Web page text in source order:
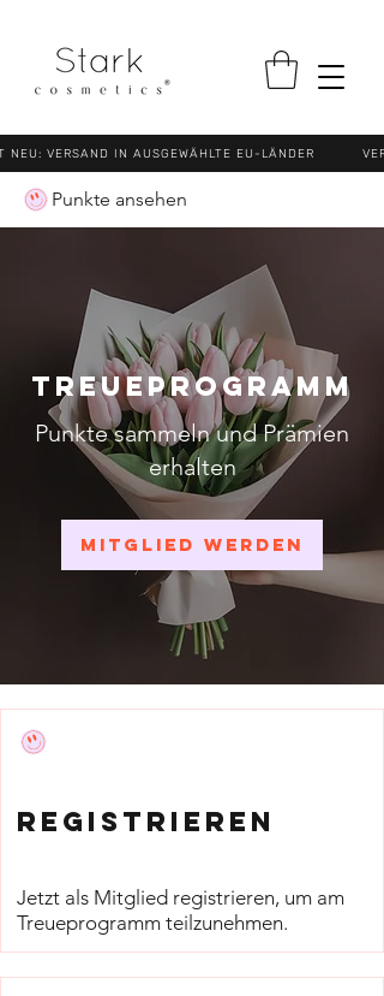
VERSAND IN AUSGEWÄHLTE EU-LÄNDER
Punkte ansehen
Treueprogramm
Punkte sammeln und Prämien
erhalten
Mitglied werden
Registrieren
Jetzt als Mitglied registrieren, um am
Treueprogramm teilzunehmen.